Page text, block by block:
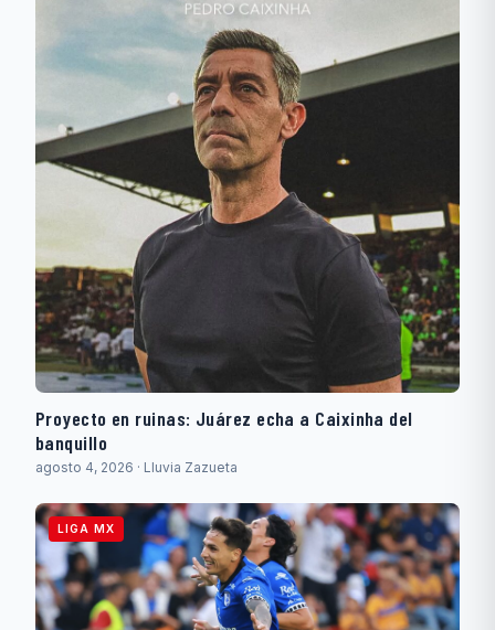
Proyecto en ruinas: Juárez echa a Caixinha del
banquillo
agosto 4, 2026 · Lluvia Zazueta
LIGA MX